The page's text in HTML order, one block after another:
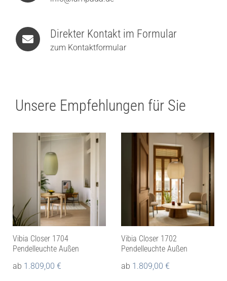
Direkter Kontakt im Formular
zum Kontaktformular
Unsere Empfehlungen für Sie
Vibia Closer 1704
Pendelleuchte Außen
ab 1.809,00 €
Vibia Closer 1702
Pendelleuchte Außen
ab 1.809,00 €